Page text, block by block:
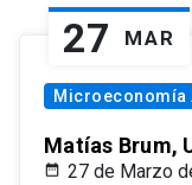
27 MAR
Microeconomía
Matías Brum,
27 de Marzo